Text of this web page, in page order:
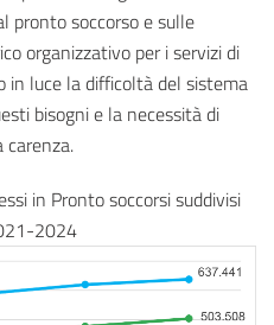
pronto soccorso e sulle
organizzativo per i servizi di
in luce la difficoltà del sistema
bisogni e la necessità di
carenza.
in Pronto soccorsi suddivisi
2024